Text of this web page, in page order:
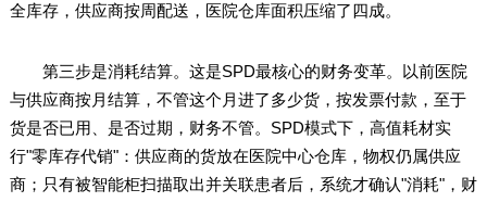
全库存，供应商按周配送，医院仓库面积压缩了四成。
第三步是消耗结算。这是SPD最核心的财务变革。以前医院
与供应商按月结算，不管这个月进了多少货，按发票付款，至于
货是否已用、是否过期，财务不管。SPD模式下，高值耗材实
行"零库存代销"：供应商的货放在医院中心仓库，物权仍属供应
商；只有被智能柜扫描取出并关联患者后，系统才确认"消耗"，财